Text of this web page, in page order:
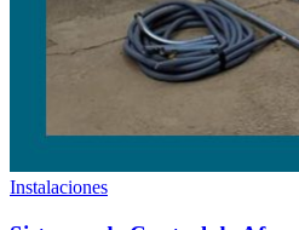
Instalaciones